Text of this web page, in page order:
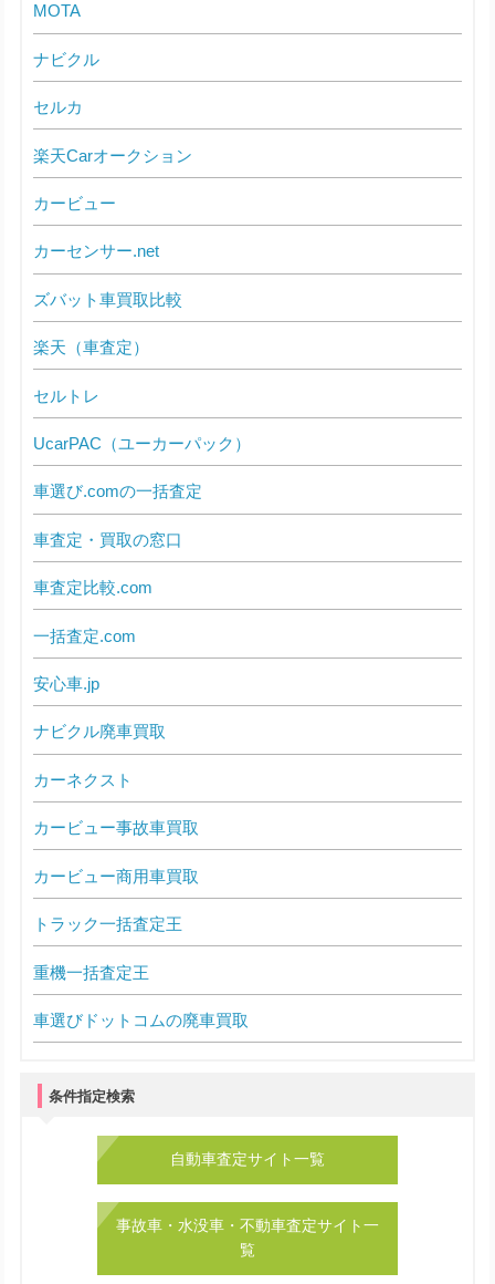
MOTA
ナビクル
セルカ
楽天Carオークション
カービュー
カーセンサー.net
ズバット車買取比較
楽天（車査定）
セルトレ
UcarPAC（ユーカーパック）
車選び.comの一括査定
車査定・買取の窓口
車査定比較.com
一括査定.com
安心車.jp
ナビクル廃車買取
カーネクスト
カービュー事故車買取
カービュー商用車買取
トラック一括査定王
重機一括査定王
車選びドットコムの廃車買取
条件指定検索
自動車査定サイト一覧
事故車・水没車・不動車査定サイト一
覧